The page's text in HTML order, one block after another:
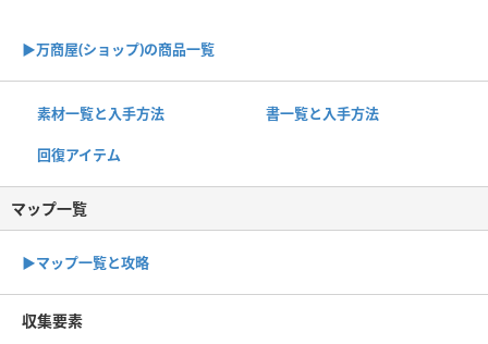
▶︎万商屋(ショップ)の商品一覧
素材一覧と入手方法 書一覧と入手方法
回復アイテム
マップ一覧
▶︎マップ一覧と攻略
収集要素